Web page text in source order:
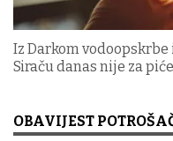
Iz Darkom
Siraču danas nije za
OBAVIJEST